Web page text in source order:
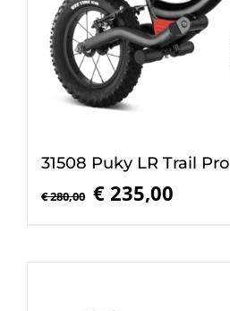
31508 Puky LR Trail Pro
€280,00
Oorspronkelijke
€ 235,00